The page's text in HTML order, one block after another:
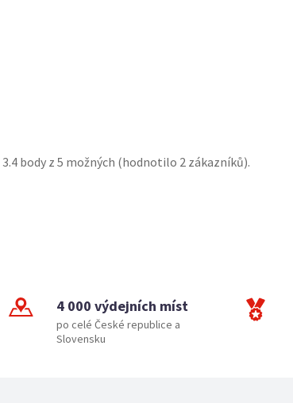
3.4body z 5 možných (hodnotilo 2zákazníků).
4 000 výdejních míst
po celé České republice a
Slovensku